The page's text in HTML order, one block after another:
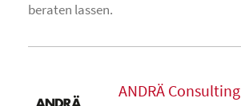
beraten lassen.
ANDRÄ Consulting